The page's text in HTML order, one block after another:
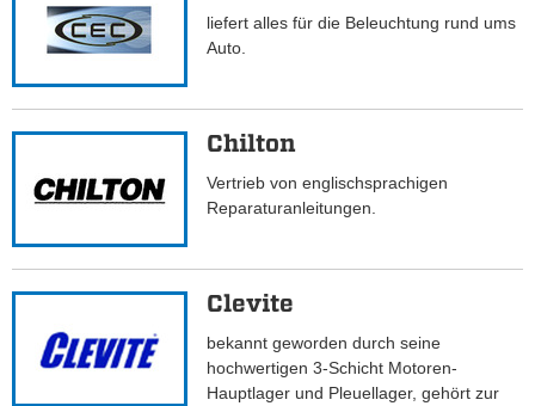
liefert alles für die Beleuchtung rund ums
Auto.
Chilton
Vertrieb von englischsprachigen
Reparaturanleitungen.
Clevite
bekannt geworden durch seine
hochwertigen 3-Schicht Motoren-
Hauptlager und Pleuellager, gehört zur